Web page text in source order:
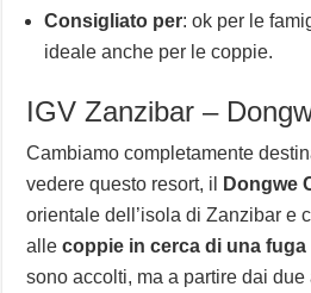
Consigliato per: ok per le
ideale anche per le coppie.
IGV Zanzibar –
Cambiamo completamente
vedere questo resort, il
Dongwe
orientale dell’isola di Zanzibar e
allecoppie in cerca di una
sono accolti, ma a partire dai